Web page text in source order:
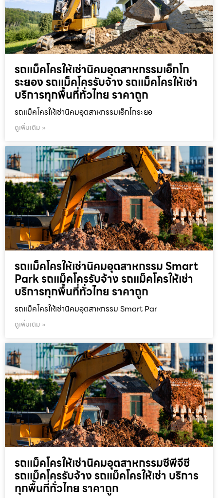
รถแม็คโครให้เช่านิคมอุตสาหกรรมเอ็กโก
ระยอง รถแม็คโครรับจ้าง รถแม็คโครให้เช่า
บริการทุกพื้นที่ทั่วไทย ราคาถูก
รถแม็คโครให้เช่านิคมอุตสาหกรรมเอ็กโกระยอ
ดูเพิ่มเติม »
รถแม็คโครให้เช่านิคมอุตสาหกรรม Smart
Park รถแม็คโครรับจ้าง รถแม็คโครให้เช่า
บริการทุกพื้นที่ทั่วไทย ราคาถูก
รถแม็คโครให้เช่านิคมอุตสาหกรรม Smart Par
ดูเพิ่มเติม »
รถแม็คโครให้เช่านิคมอุตสาหกรรมซีพีจีซี
รถแม็คโครรับจ้าง รถแม็คโครให้เช่า บริการ
ทุกพื้นที่ทั่วไทย ราคาถูก